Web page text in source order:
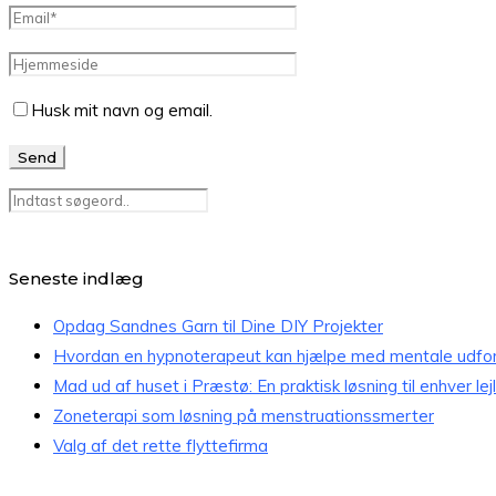
Husk mit navn og email.
Seneste indlæg
Opdag Sandnes Garn til Dine DIY Projekter
Hvordan en hypnoterapeut kan hjælpe med mentale
Mad ud af huset i Præstø: En praktisk løsning til enhver
Zoneterapi som løsning på menstruationssmerter
Valg af det rette flyttefirma